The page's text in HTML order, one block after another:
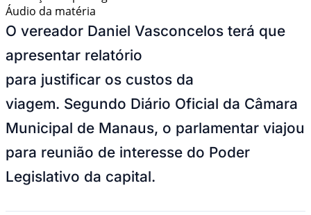
Áudio da matéria
O vereador Daniel Vasconcelos terá que
apresentar relatório
para justificar os custos da
viagem. Segundo Diário Oficial da Câmara
Municipal de Manaus, o parlamentar viajou
para reunião de interesse do Poder
Legislativo da capital.